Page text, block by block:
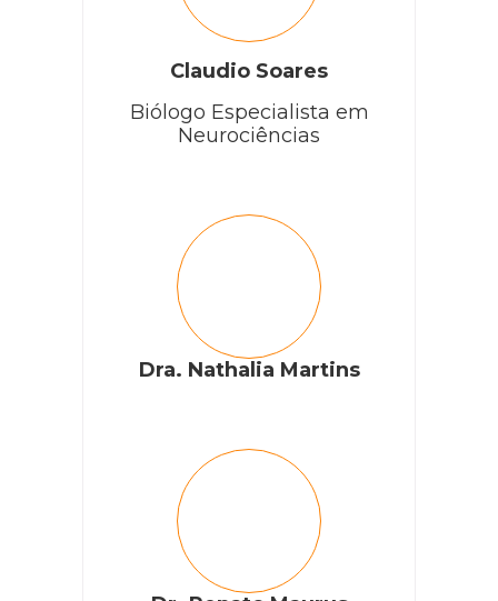
Claudio Soares
Biólogo Especialista em
Neurociências
Dra. Nathalia Martins